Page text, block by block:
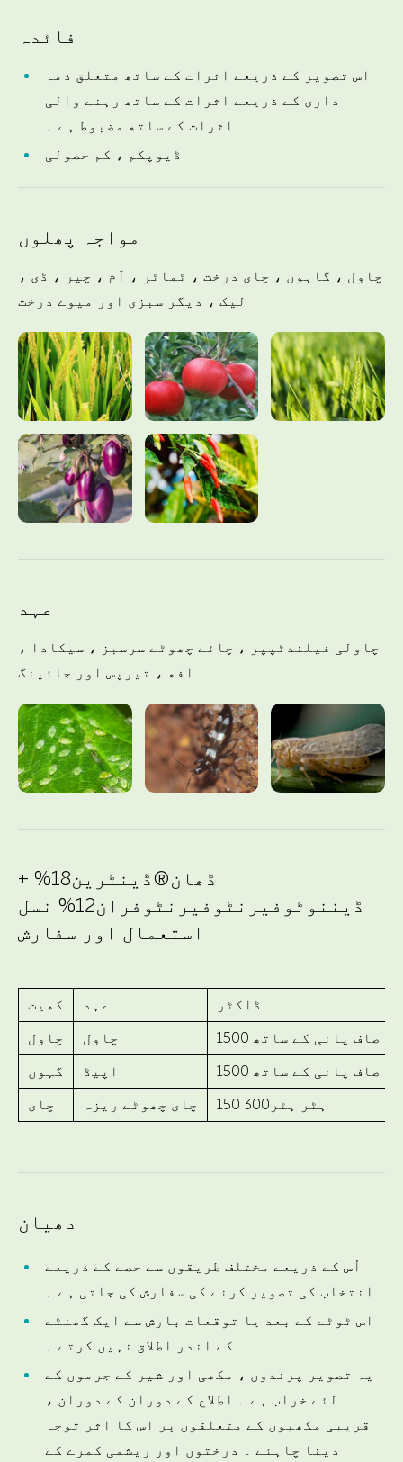
فائدہ
اس تصویر کے ذریعے اثرات کے ساتھ متعلق ذمہ
داری کے ذریعے اثرات کے ساتھ رہنے والی
اثرات کے ساتھ مضبوط ہے ۔
ڈیوپکم ، کم حصولی
مواجہ پھلوں
چاول ، گاہوں ، چای درخت ، ٹماٹر ، آم ، چیر ، ڈی ،
لیک ، دیگر سبزی اور میوے درخت
عہد
چاولی فیلندٹپپر ، چائے چھوٹے سرسبز ، سیکادا ،
افھ ، تیرپس اور جائینگ
ڈھان®ڈینٹرین18% +
ڈیننوٹوفیرنٹوفیرنٹوفران12% نسل
استعمال اور سفارش
کھیت عہد
ڈاکٹر
چاول
چاول
صاف پانی کے ساتھ
گہوں
اپیڈ
صاف پانی کے ساتھ
چای
چای چھوٹے ریزہ 150 ہٹر ہٹر300
دھیان
اُس کے ذریعے مختلف طریقوں سے حصے کے ذریعے
انتخاب کی تصویر کرنے کی سفارش کی جاتی ہے ۔
اس ٹوٹے کے بعد یا توقعات بارش سے ایک گھنٹے
کے اندر اطلاق نہیں کرتے ۔
یہ تصویر پرندوں ، مکھی اور شیر کے جرموں کے
لئے خراب ہے ۔ اطلاع کے دوران کے دوران ،
قریبی مکھیوں کے متعلقوں پر اس کا اثر توجہ
دینا چاہئے ۔ درختوں اور ریشمی کمرے کے